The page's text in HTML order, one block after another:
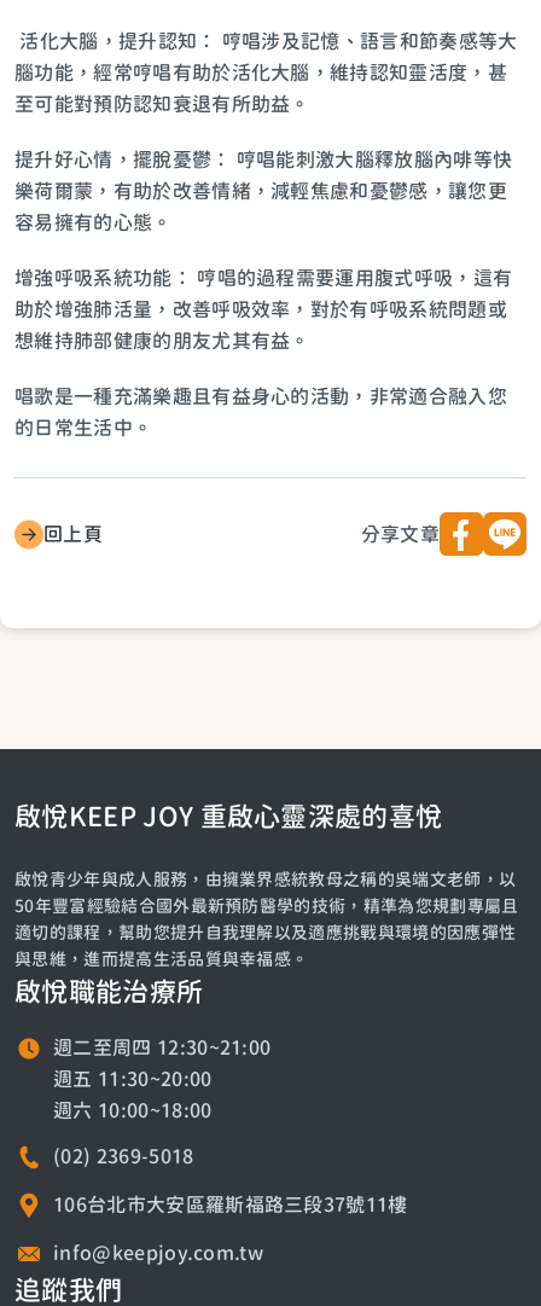
活化大腦，提升認知： 哼唱涉及記憶、語言和節奏感等大
腦功能，經常哼唱有助於活化大腦，維持認知靈活度，甚
至可能對預防認知衰退有所助益。
提升好心情，擺脫憂鬱： 哼唱能刺激大腦釋放腦內啡等快
樂荷爾蒙，有助於改善情緒，減輕焦慮和憂鬱感，讓您更
容易擁有的心態。
增強呼吸系統功能： 哼唱的過程需要運用腹式呼吸，這有
助於增強肺活量，改善呼吸效率，對於有呼吸系統問題或
想維持肺部健康的朋友尤其有益。
唱歌是一種充滿樂趣且有益身心的活動，非常適合融入您
的日常生活中。
回上頁 分享文章
啟悅KEEP JOY 重啟心靈深處的喜悅
啟悅青少年與成人服務，由擁業界感統教母之稱的吳端文老師，以
50年豐富經驗結合國外最新預防醫學的技術，精準為您規劃專屬且
適切的課程，幫助您提升自我理解以及適應挑戰與環境的因應彈性
與思維，進而提高生活品質與幸福感。
啟悅職能治療所
週二至周四 12:30~21:00
週五 11:30~20:00
週六 10:00~18:00
(02) 2369-5018
106台北市大安區羅斯福路三段37號11樓
info@keepjoy.com.tw
追蹤我們